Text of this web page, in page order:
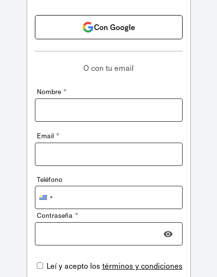
Con Google
O con tu email
Nombre *
Email *
Teléfono
Uruguay
+598
Contraseña *
Leí y acepto los términos y condiciones